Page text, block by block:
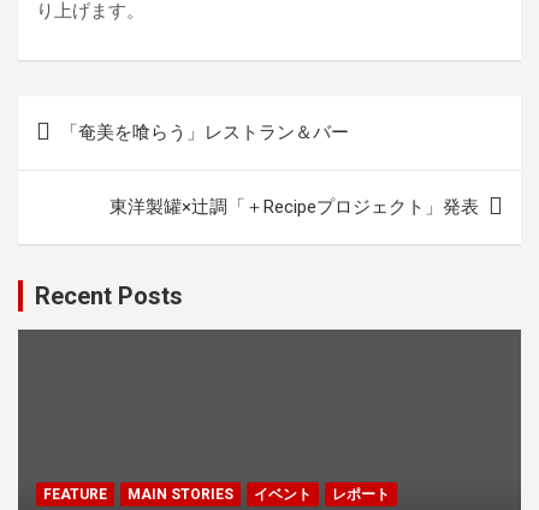
り上げます。
ー
「奄美を喰らう」レストラン＆バー
東洋製罐×辻調「＋Recipeプロジェクト」発表
Recent Posts
FEATURE MAIN STORIES イベント レポート